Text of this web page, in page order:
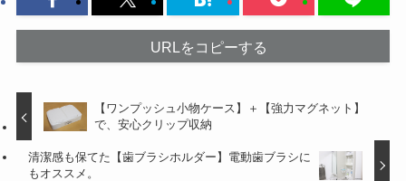
URLをコピーする
【ワンプッシュ小物ケース】＋【強力マグネット】
で、安心クリップ収納
清潔感も保てた【歯ブラシホルダー】電動歯ブラシに
もオススメ。